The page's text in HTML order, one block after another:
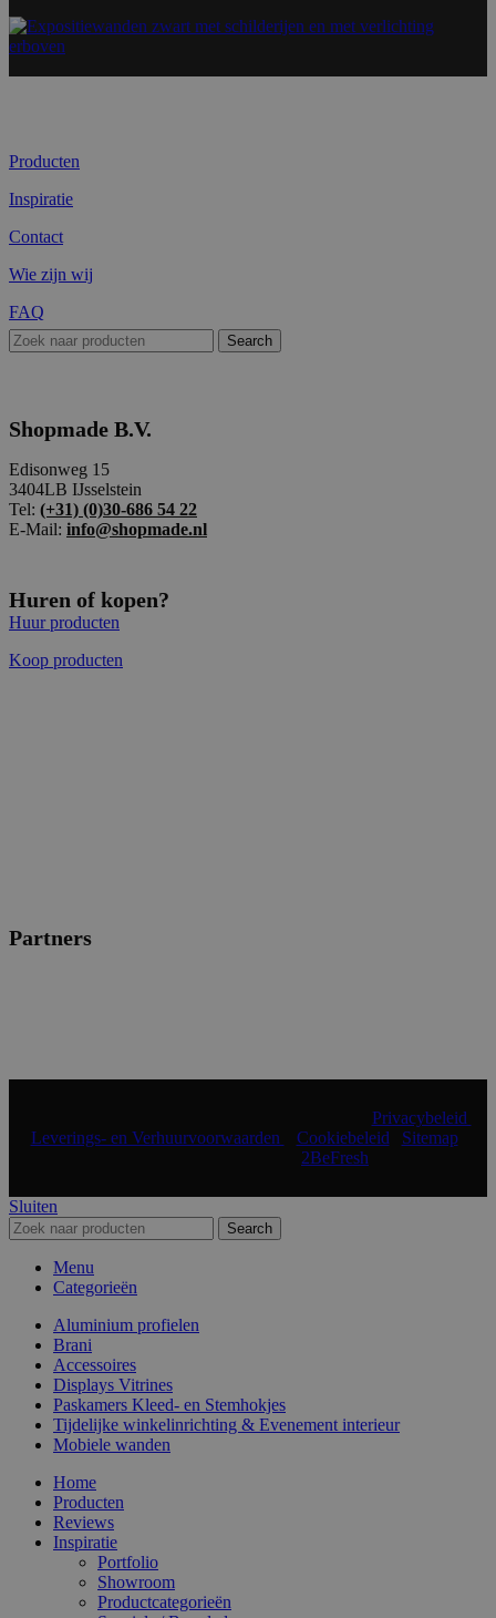
Producten
Inspiratie
Contact
Wie zijn wij
FAQ
Search
Shopmade B.V.
Edisonweg 15
3404LB IJsselstein
Tel: (+31) (0)30-686 54 22
E-Mail: info@shopmade.nl
Huren of kopen?
Huur producten
Koop producten
Partners
Privacybeleid
Leverings- en Verhuurvoorwaarden
Cookiebeleid| Sitemap|
2BeFresh
Sluiten
Search
Menu
Categorieën
Aluminium profielen
Brani
Accessoires
Displays Vitrines
Paskamers Kleed- en Stemhokjes
Tijdelijke winkelinrichting & Evenement interieur
Mobiele wanden
Home
Producten
Reviews
Inspiratie
Portfolio
Showroom
Productcategorieën